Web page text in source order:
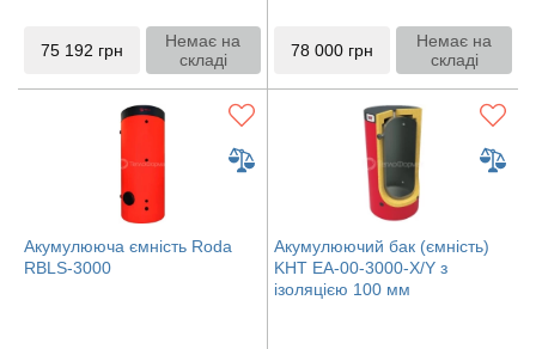
75 192 грн
Немає на
складі
78 000 грн
Немає на
складі
Акумулююча ємність Roda
RBLS-3000
Акумулюючий бак (ємність)
KHT ЕА-00-3000-X/Y з
ізоляцією 100 мм